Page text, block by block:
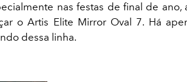
nas festas de final de ano,
o Artis Elite Mirror Oval 7. Há
dessa linha.